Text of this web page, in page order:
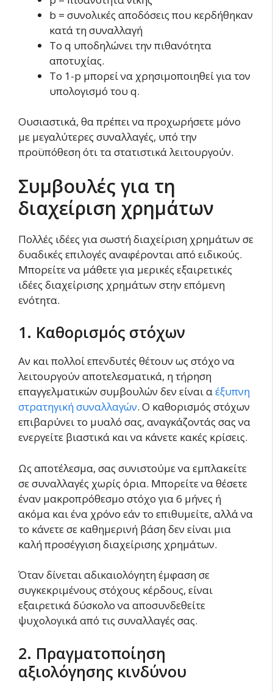
b = συνολικές αποδόσεις που κερδήθηκαν
κατά τη συναλλαγή
Το q υποδηλώνει την πιθανότητα
αποτυχίας.
Το 1-p μπορεί να χρησιμοποιηθεί για τον
υπολογισμό του q.
Ουσιαστικά, θα πρέπει να προχωρήσετε μόνο
με μεγαλύτερες συναλλαγές, υπό την
προϋπόθεση ότι τα στατιστικά λειτουργούν.
Συμβουλές για τη
διαχείριση χρημάτων
Πολλές ιδέες για σωστή διαχείριση χρημάτων σε
δυαδικές επιλογές αναφέρονται από ειδικούς.
Μπορείτε να μάθετε για μερικές εξαιρετικές
ιδέες διαχείρισης χρημάτων στην επόμενη
ενότητα.
1. Καθορισμός στόχων
Αν και πολλοί επενδυτές θέτουν ως στόχο να
λειτουργούν αποτελεσματικά, η τήρηση
επαγγελματικών συμβουλών δεν είναι αέξυπνη
στρατηγική συναλλαγών. Ο καθορισμός στόχων
επιβαρύνει το μυαλό σας, αναγκάζοντάς σας να
ενεργείτε βιαστικά και να κάνετε κακές κρίσεις.
Ως αποτέλεσμα, σας συνιστούμε να εμπλακείτε
σε συναλλαγές χωρίς όρια. Μπορείτε να θέσετε
έναν μακροπρόθεσμο στόχο για 6 μήνες ή
ακόμα και ένα χρόνο εάν το επιθυμείτε, αλλά να
το κάνετε σε καθημερινή βάση δεν είναι μια
καλή προσέγγιση διαχείρισης χρημάτων.
Όταν δίνεται αδικαιολόγητη έμφαση σε
συγκεκριμένους στόχους κέρδους, είναι
εξαιρετικά δύσκολο να αποσυνδεθείτε
ψυχολογικά από τις συναλλαγές σας.
2. Πραγματοποίηση
αξιολόγησης κινδύνου